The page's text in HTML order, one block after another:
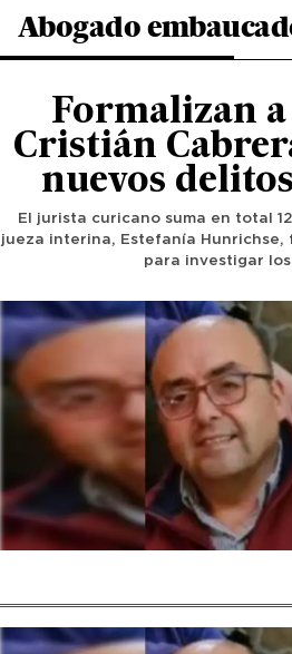
Abogado
Formalizan a
Cristián
nuevos
El jurista curicano suma en total
jueza interina, Estefanía Hunrichse,
para investigar los